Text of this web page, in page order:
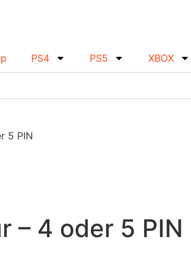
PS4 PS5 XBOX
5 PIN
– 4 oder 5 PIN